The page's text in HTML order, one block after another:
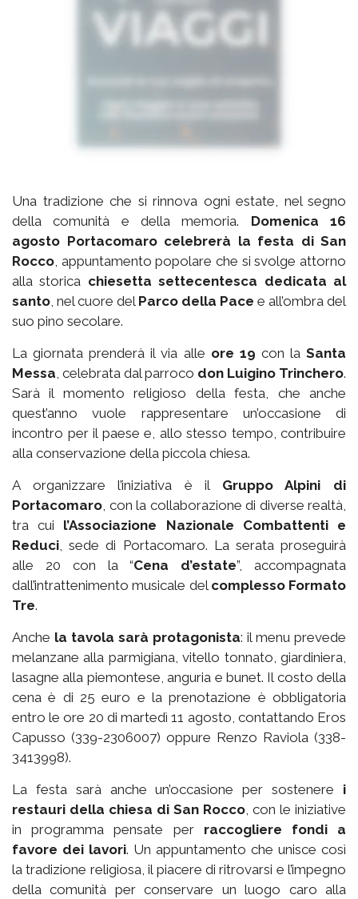
Una tradizione che si rinnova ogni estate, nel segno
della comunità e della memoria. Domenica 16
agosto Portacomaro celebrerà la festa di San
Rocco, appuntamento popolare che si svolge attorno
alla storica chiesetta settecentesca dedicata al
santo, nel cuore del Parco della Pace e all’ombra del
suo pino secolare.
La giornata prenderà il via alle ore 19 con laSanta
Messa, celebrata dal parroco don Luigino Trinchero.
Sarà il momento religioso della festa, che anche
quest’anno vuole rappresentare un’occasione di
incontro per il paese e, allo stesso tempo, contribuire
alla conservazione della piccola chiesa.
A organizzare l’iniziativa è il Gruppo Alpini di
Portacomaro, con la collaborazione di diverse realtà,
tra cui l’Associazione Nazionale Combattenti e
Reduci, sede di Portacomaro. La serata proseguirà
alle 20 con la “Cena d’estate”, accompagnata
dall’intrattenimento musicale del complesso Formato
Tre.
Anche la tavola sarà protagonista: il menu prevede
melanzane alla parmigiana, vitello tonnato, giardiniera,
lasagne alla piemontese, anguria e bunet. Il costo della
cena è di 25 euro e la prenotazione è obbligatoria
entro le ore 20 di martedì 11 agosto, contattando Eros
Capusso (339-2306007) oppure Renzo Raviola (338-
3413998).
La festa sarà anche un’occasione per sostenere i
restauri della chiesa di San Rocco, con le iniziative
in programma pensate per raccogliere fondi a
favore dei lavori. Un appuntamento che unisce così
la tradizione religiosa, il piacere di ritrovarsi e l’impegno
della comunità per conservare un luogo caro alla